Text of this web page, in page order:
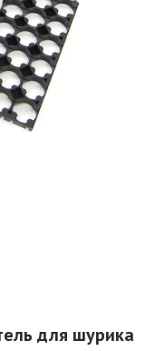
для шурика